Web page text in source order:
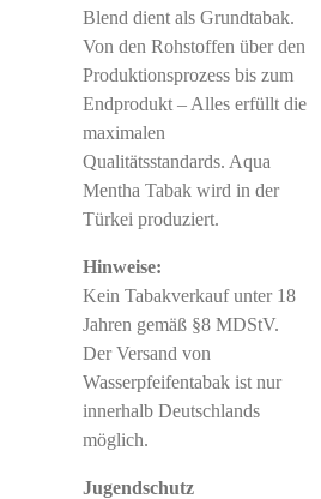
Blend dient als Grundtabak.
Von den Rohstoffen über den
Produktionsprozess bis zum
Endprodukt – Alles erfüllt die
maximalen
Qualitätsstandards. Aqua
Mentha Tabak wird in der
Türkei produziert.
Hinweise:
Kein Tabakverkauf unter 18
Jahren gemäß §8 MDStV.
Der Versand von
Wasserpfeifentabak ist nur
innerhalb Deutschlands
möglich.
Jugendschutz